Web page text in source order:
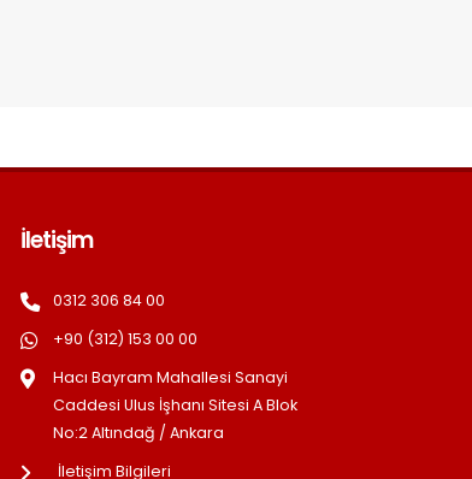
İletişim
0312 306 84 00
+90 (312) 153 00 00
Hacı Bayram Mahallesi Sanayi
Caddesi Ulus İşhanı Sitesi A Blok
No:2 Altındağ / Ankara
İletişim Bilgileri